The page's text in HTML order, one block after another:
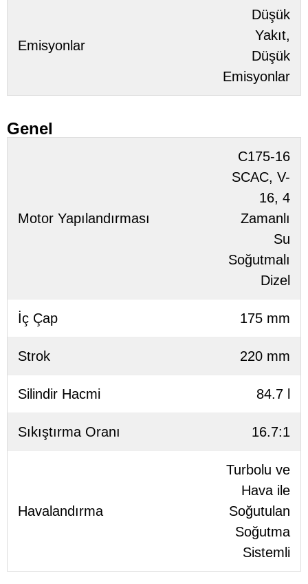
Emisyonlar
Düşük
Yakıt,
Düşük
Emisyonlar
Genel
Motor Yapılandırması
C175-16
SCAC, V-
16, 4
Zamanlı
Su
Soğutmalı
Dizel
İç Çap 175 mm
Strok 220 mm
Silindir Hacmi 84.7 l
Sıkıştırma Oranı 16.7:1
Havalandırma
Turbolu ve
Hava ile
Soğutulan
Soğutma
Sistemli